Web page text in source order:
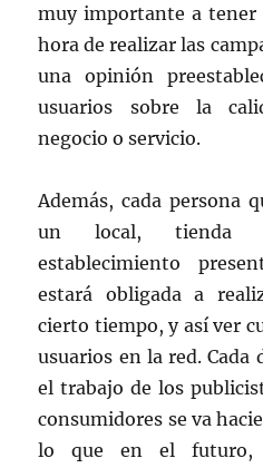
muy importante a tener
hora de realizar las
una opinión
usuarios sobre la
negocio o servicio.
Además, cada persona
un local, tienda
establecimiento
estará obligada a
cierto tiempo, y así ver
usuarios en la red. Cada
el trabajo de los
consumidores se va
lo que en el futuro,